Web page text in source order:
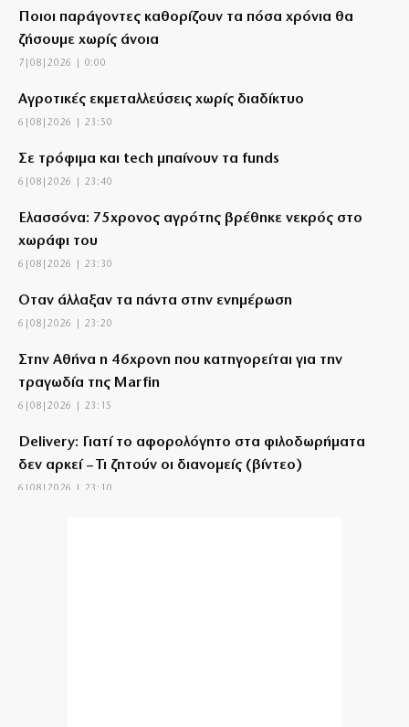
Ποιοι παράγοντες καθορίζουν τα πόσα χρόνια θα
ζήσουμε χωρίς άνοια
7|08|2026 | 0:00
Αγροτικές εκμεταλλεύσεις χωρίς διαδίκτυο
6|08|2026 | 23:50
Σε τρόφιμα και tech μπαίνουν τα funds
6|08|2026 | 23:40
Ελασσόνα: 75χρονος αγρότης βρέθηκε νεκρός στο
χωράφι του
6|08|2026 | 23:30
Όταν άλλαξαν τα πάντα στην ενημέρωση
6|08|2026 | 23:20
Στην Αθήνα η 46χρονη που κατηγορείται για την
τραγωδία της Marfin
6|08|2026 | 23:15
Delivery: Γιατί το αφορολόγητο στα φιλοδωρήματα
δεν αρκεί – Τι ζητούν οι διανομείς (βίντεο)
6|08|2026 | 23:10